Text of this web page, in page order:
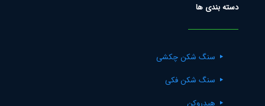
دسته بندی ها
سنگ شکن چکشی
سنگ شکن فکی
هیدروکن